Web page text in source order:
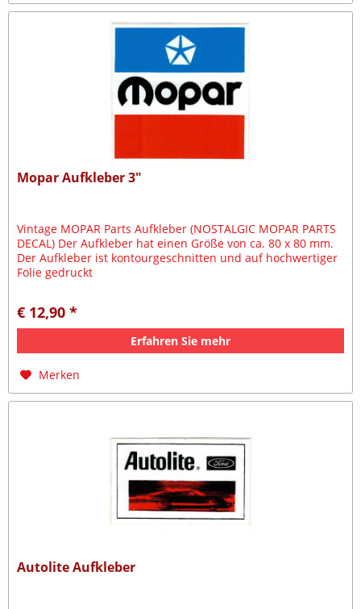
Mopar Aufkleber 3"
Vintage MOPAR Parts Aufkleber (NOSTALGIC MOPAR PARTS
DECAL) Der Aufkleber hat einen Größe von ca. 80 x 80 mm.
Der Aufkleber ist kontourgeschnitten und auf hochwertiger
Folie gedruckt
€ 12,90 *
Erfahren Sie mehr
Merken
Autolite Aufkleber